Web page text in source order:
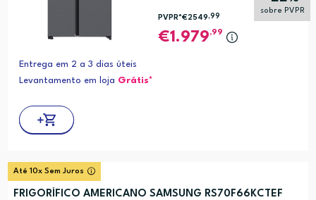
de
sobre PVPR
PVPR*€2549,99
1.979,99
Entrega em 2 a 3 dias úteis
Levantamento em loja Grátis*
Até 10x Sem Juros
FRIGORÍFICO AMERICANO SAMSUNG RS70F66KCTEF